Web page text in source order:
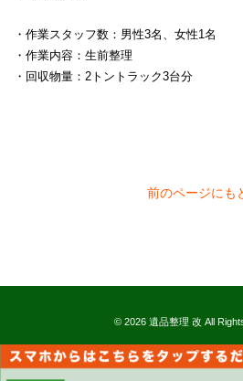
・作業スタッフ数：男性3名、女性1名
・作業内容：生前整理
・回収物量：2トントラック3台分
前のページにも
© 2026 遺品整理 改 All